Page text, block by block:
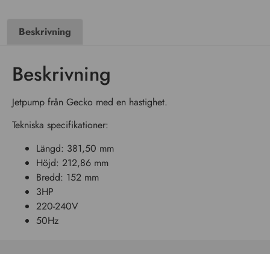
Beskrivning
Beskrivning
Jetpump från Gecko med en hastighet.
Tekniska specifikationer:
Längd: 381,50 mm
Höjd: 212,86 mm
Bredd: 152 mm
3HP
220-240V
50Hz